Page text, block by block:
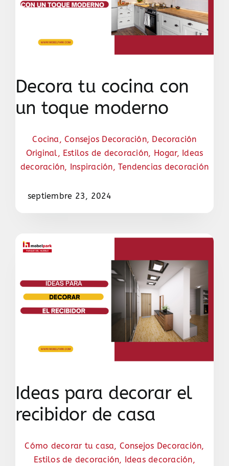
Decora tu cocina con
un toque moderno
Cocina ,Consejos Decoración, Decoración
Original, Estilos de decoración, Hogar, Ideas
decoración, Inspiración, Tendencias decoración
septiembre 23, 2024
Ideas para decorar el
recibidor de casa
Cómo decorar tu casa, Consejos Decoración,
Estilos de decoración, Ideas decoración,